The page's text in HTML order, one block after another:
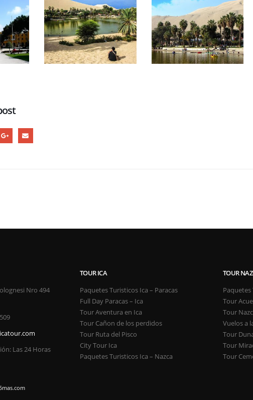
Nro 494
Las 24 Horas
TOUR ICA
Paquetes Turisticos Ica – Paracas
Full Day Paracas – Ica
Tour Aventura en Ica
Tour Cañon de los perdidos
Tour Ruta del Pisco
City Tour Ica
Paquetes Turisticos Ica – Nazca
TOUR
Paquetes
Tour
Tour
Vuelos a
Tour
Tour
Tour